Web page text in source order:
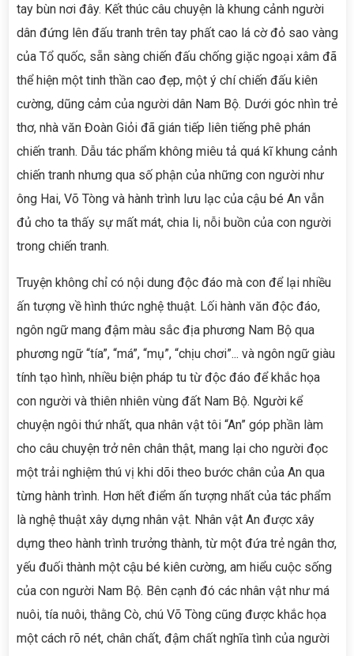
tay bùn nơi đây. Kết thúc câu chuyện là khung cảnh người
dân đứng lên đấu tranh trên tay phất cao lá cờ đỏ sao vàng
của Tổ quốc, sẵn sàng chiến đấu chống giặc ngoại xâm đã
thể hiện một tinh thần cao đẹp, một ý chí chiến đấu kiên
cường, dũng cảm của người dân Nam Bộ. Dưới góc nhìn trẻ
thơ, nhà văn Đoàn Giỏi đã gián tiếp liên tiếng phê phán
chiến tranh. Dẫu tác phẩm không miêu tả quá kĩ khung cảnh
chiến tranh nhưng qua số phận của những con người như
ông Hai, Võ Tòng và hành trình lưu lạc của cậu bé An vẫn
đủ cho ta thấy sự mất mát, chia li, nỗi buồn của con người
trong chiến tranh.
Truyện không chỉ có nội dung độc đáo mà con để lại nhiều
ấn tượng về hình thức nghệ thuật. Lối hành văn độc đáo,
ngôn ngữ mang đậm màu sắc địa phương Nam Bộ qua
phương ngữ “tía”, “má”, “mụ”, “chịu chơi”... và ngôn ngữ giàu
tính tạo hình, nhiều biện pháp tu từ độc đáo để khắc họa
con người và thiên nhiên vùng đất Nam Bộ. Người kể
chuyện ngôi thứ nhất, qua nhân vật tôi “An” góp phần làm
cho câu chuyện trở nên chân thật, mang lại cho người đọc
một trải nghiệm thú vị khi dõi theo bước chân của An qua
từng hành trình. Hơn hết điểm ấn tượng nhất của tác phẩm
là nghệ thuật xây dựng nhân vật. Nhân vật An được xây
dựng theo hành trình trưởng thành, từ một đứa trẻ ngân thơ,
yếu đuối thành một cậu bé kiên cường, am hiểu cuộc sống
của con người Nam Bộ. Bên cạnh đó các nhân vật như má
nuôi, tía nuôi, thằng Cò, chú Võ Tòng cũng được khắc họa
một cách rõ nét, chân chất, đậm chất nghĩa tình của người